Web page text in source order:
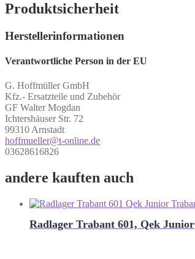
Produktsicherheit
Herstellerinformationen
Verantwortliche Person in der EU
G. Hoffmüller GmbH
Kfz.- Ersatzteile und Zubehör
GF Walter Mogdan
Ichtershäuser Str. 72
99310 Arnstadt
hoffmueller@t-online.de
03628616826
andere kauften auch
Radlager Trabant 601, Qek Junior